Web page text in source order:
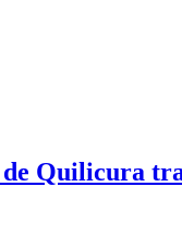
Quilicura